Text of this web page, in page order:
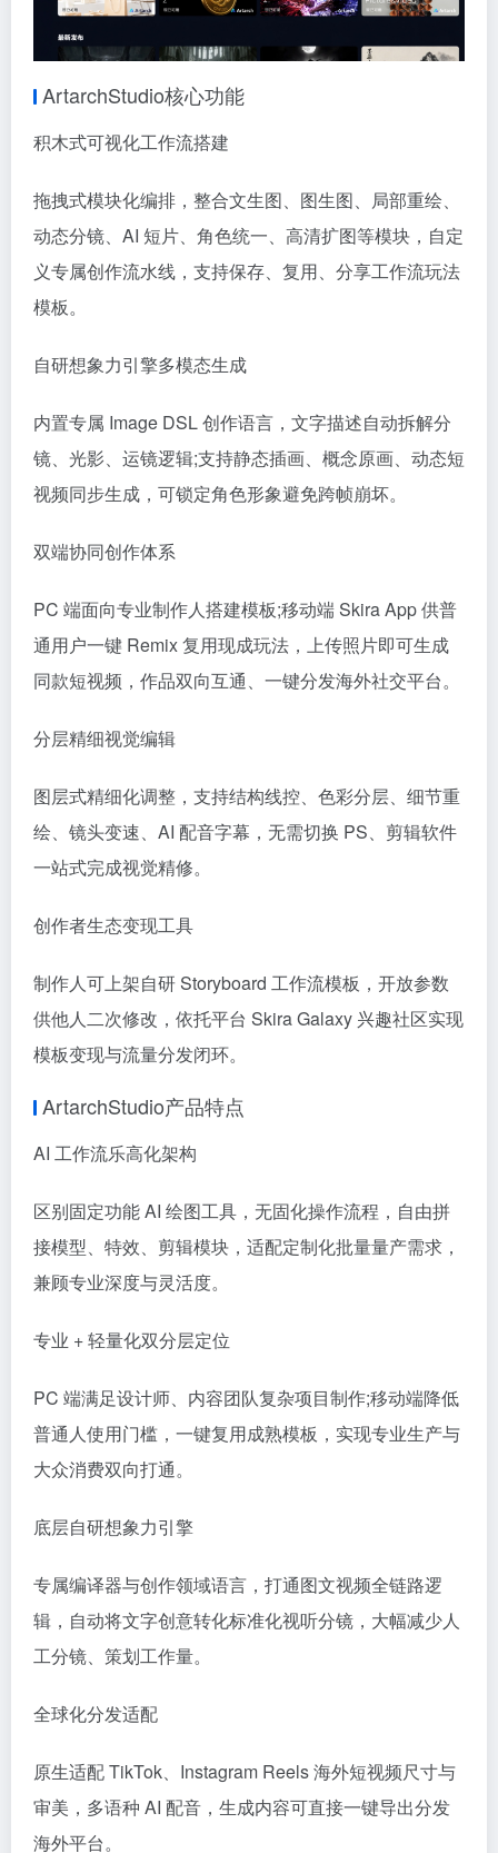
ArtarchStudio核心功能
积木式可视化工作流搭建
拖拽式模块化编排，整合文生图、图生图、局部重绘、
动态分镜、AI 短片、角色统一、高清扩图等模块，自定
义专属创作流水线，支持保存、复用、分享工作流玩法
模板。
自研想象力引擎多模态生成
内置专属 Image DSL 创作语言，文字描述自动拆解分
镜、光影、运镜逻辑;支持静态插画、概念原画、动态短
视频同步生成，可锁定角色形象避免跨帧崩坏。
双端协同创作体系
PC 端面向专业制作人搭建模板;移动端 Skira App 供普
通用户一键 Remix 复用现成玩法，上传照片即可生成
同款短视频，作品双向互通、一键分发海外社交平台。
分层精细视觉编辑
图层式精细化调整，支持结构线控、色彩分层、细节重
绘、镜头变速、AI 配音字幕，无需切换 PS、剪辑软件
一站式完成视觉精修。
创作者生态变现工具
制作人可上架自研 Storyboard 工作流模板，开放参数
供他人二次修改，依托平台 Skira Galaxy 兴趣社区实现
模板变现与流量分发闭环。
ArtarchStudio产品特点
AI 工作流乐高化架构
区别固定功能 AI 绘图工具，无固化操作流程，自由拼
接模型、特效、剪辑模块，适配定制化批量量产需求，
兼顾专业深度与灵活度。
专业 + 轻量化双分层定位
PC 端满足设计师、内容团队复杂项目制作;移动端降低
普通人使用门槛，一键复用成熟模板，实现专业生产与
大众消费双向打通。
底层自研想象力引擎
专属编译器与创作领域语言，打通图文视频全链路逻
辑，自动将文字创意转化标准化视听分镜，大幅减少人
工分镜、策划工作量。
全球化分发适配
原生适配 TikTok、Instagram Reels 海外短视频尺寸与
审美，多语种 AI 配音，生成内容可直接一键导出分发
海外平台。